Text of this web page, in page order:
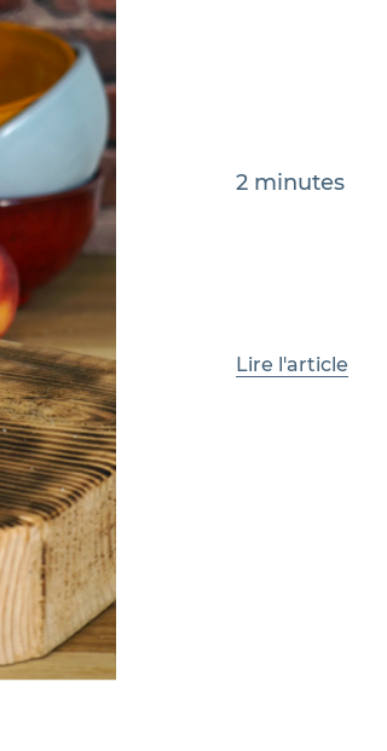
2 minutes
Lire l'article